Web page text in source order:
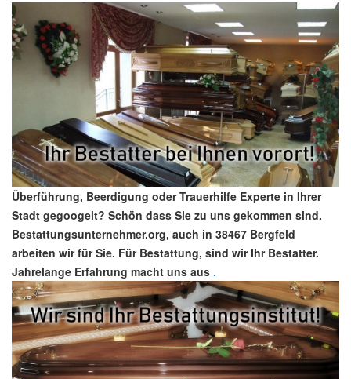
Überführung, Beerdigung oder Trauerhilfe Experte in Ihrer
Stadt gegoogelt? Schön dass Sie zu uns gekommen sind.
Bestattungsunternehmer.org, auch in 38467 Bergfeld
arbeiten wir für Sie. Für Bestattung, sind wir Ihr Bestatter.
Jahrelange Erfahrung macht uns aus .